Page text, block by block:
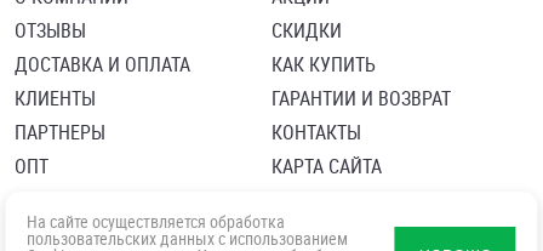
ОТЗЫВЫ
ДОСТАВКА И ОПЛАТА
КЛИЕНТЫ
ПАРТНЕРЫ
ОПТ
СКИДКИ
КАК КУПИТЬ
ГАРАНТИИ И ВОЗВРАТ
КОНТАКТЫ
КАРТА САЙТА
Политика в отношении обработки персональных данных
Согласие посетителя сайта на обработку персональных данны
На сайте осуществляется обработка
пользовательских данных с использованием